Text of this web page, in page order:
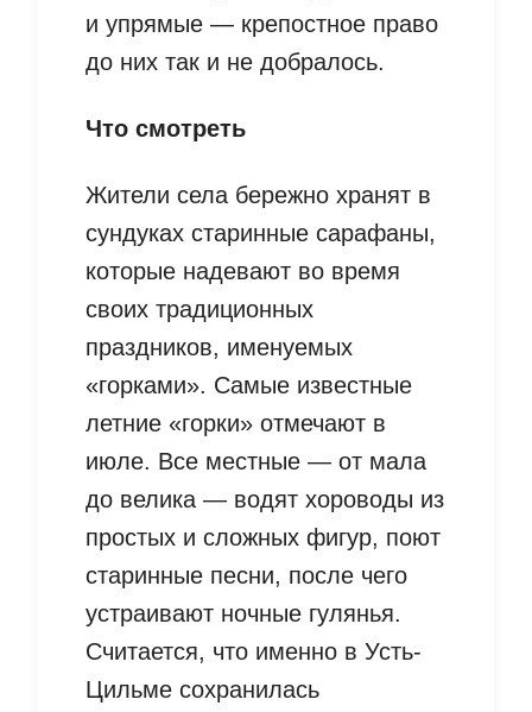
и упрямые — крепостное право
до них так и не добралось.
Что смотреть
Жители села бережно хранят в
сундуках старинные сарафаны,
которые надевают во время
своих традиционных
праздников, именуемых
«горками». Самые известные
летние «горки» отмечают в
июле. Все местные — от мала
до велика — водят хороводы из
простых и сложных фигур, поют
старинные песни, после чего
устраивают ночные гулянья.
Считается, что именно в Усть-
Цильме сохранилась